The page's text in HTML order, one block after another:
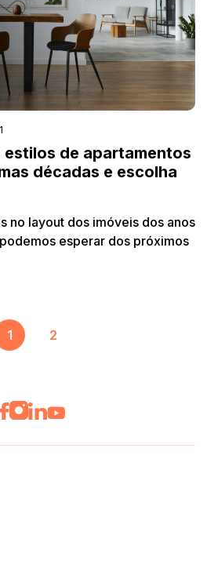
estilos de apartamentos
décadas e escolha
no layout dos imóveis dos anos
esperar dos próximos
1 2